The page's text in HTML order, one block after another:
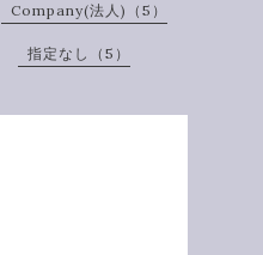
Company(法人)（5）
指定なし（5）